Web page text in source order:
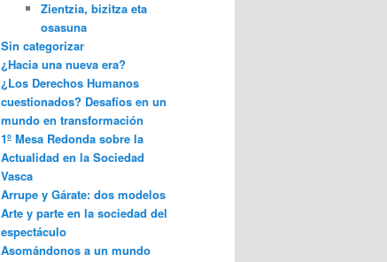
Zientzia, bizitza eta
osasuna
Sin categorizar
¿Hacia una nueva era?
¿Los Derechos Humanos
cuestionados? Desafíos en un
mundo en transformación
1º Mesa Redonda sobre la
Actualidad en la Sociedad
Vasca
Arrupe y Gárate: dos modelos
Arte y parte en la sociedad del
espectáculo
Asomándonos a un mundo